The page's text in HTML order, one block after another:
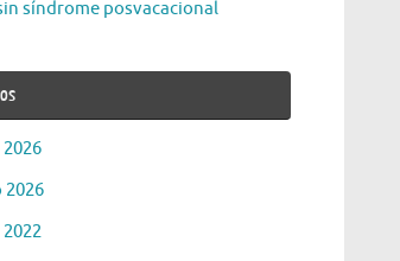
síndrome posvacacional
2026